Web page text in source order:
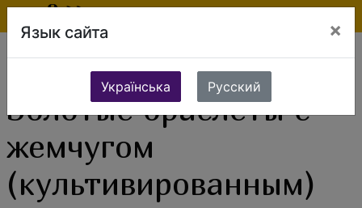
Ювелирные изделия Золотые изделия
Золотые браслеты
Золотые браслеты с
жемчугом
(культивированным)
Язык сайта ×
Українська Русский